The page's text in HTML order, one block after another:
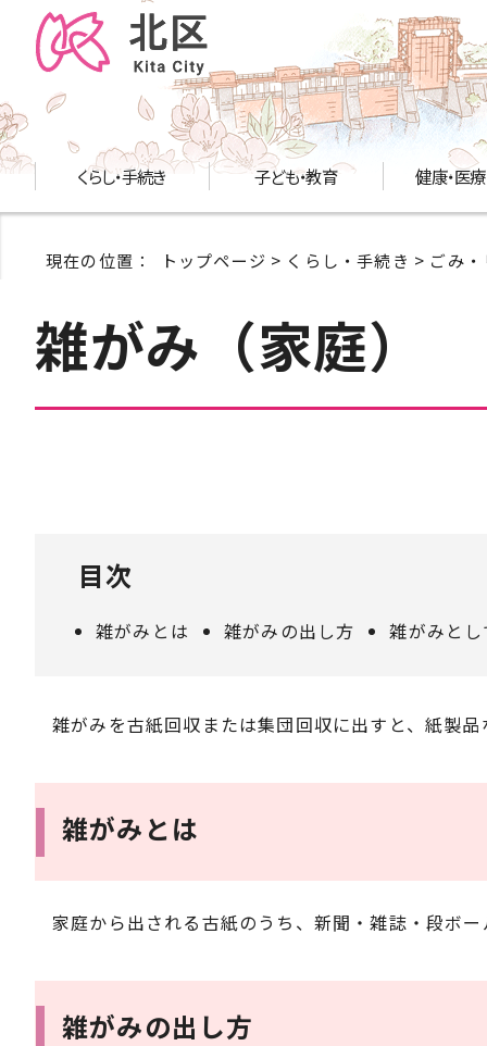
くらし・手続き 子ども・教育 健康・医
現在の位置： トップページ > くらし・手続き > ごみ
雑がみ（家庭）
目次
雑がみとは 雑がみの出し方 雑がみと
雑がみを古紙回収または集団回収に出すと、紙製
雑がみとは
家庭から出される古紙のうち、新聞・雑誌・段ボ
雑がみの出し方